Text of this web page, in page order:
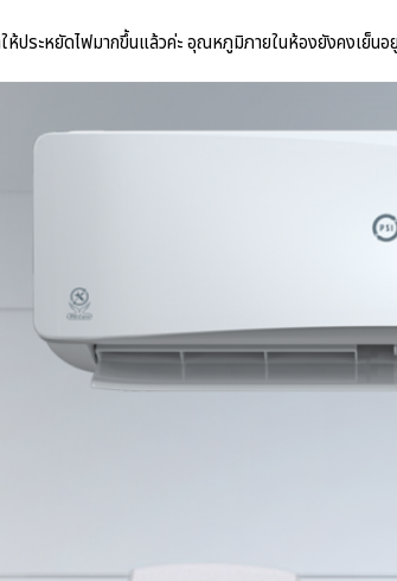
ประหยัดไฟมากขึ้นแล้วค่ะ อุณหภูมิภายในห้องยังคงเย็